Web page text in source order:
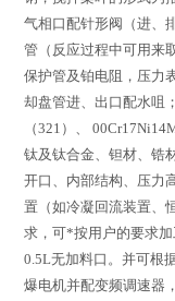
气相口配针形阀（进、
管（反应过程中可用来
保护管及铂电阻，压力
却盘管进、出口配水咀
（321 ）、
钛及钛合金、钽材、锆
开口、内部结构、压力
置（如冷凝回流装置、
求，可*按用户的要求
0.5L无加料口。并可根
爆电机并配变频调速器